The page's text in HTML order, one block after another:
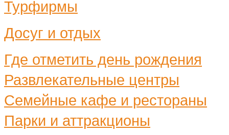
Турфирмы
Досуг и отдых
Где отметить день рождения
Развлекательные центры
Семейные кафе и рестораны
Парки и аттракционы